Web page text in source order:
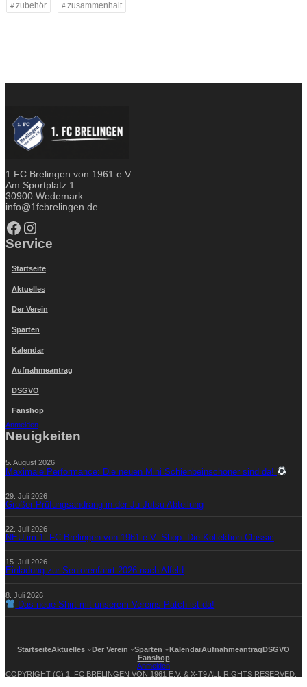
zubehör
zusammenhalt
1 FC Brelingen von 1961 e.V.
Am Sportplatz 1
30900 Wedemark
info@1fcbrelingen.de
Facebook Instagram
Service
Startseite
Aktuelles
Der Verein
Sparten
Kalendar
Aufnahmeantrag
DSGVO
Fanshop
Anmelden
Neuigkeiten
5. August 2026
Maximale Performance: Die neuen Mini Schienbeinschoner sind da!
29. Juli 2026
Großer Prüfungsandrang in der Ju-Jutsu Abteilung
22. Juli 2026
NEU im 1. FC Brelingen von 1961 e.V.-Shop: Die Kollektion Classic
15. Juli 2026
Einladung zur Seniorenfahrt 2026 nach Alfeld
8. Juli 2026
Das neue Shirt mit unserem Vereins-Patch ist da!
StartseiteAktuelles Der Verein Sparten KalendarAufnahmeantragDSGVO
Fanshop
Anmelden
COPYRIGHT (C) 1. FC BRELINGEN VON 1961 E.V. & X-T9 ALL RIGHTS RESERVED.